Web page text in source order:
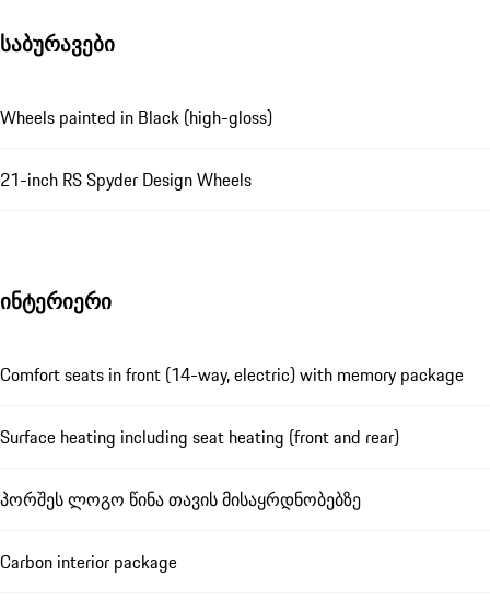
საბურავები
Wheels painted in Black (high-gloss)
21-inch RS Spyder Design Wheels
ინტერიერი
Comfort seats in front (14-way, electric) with memory package
Surface heating including seat heating (front and rear)
პორშეს ლოგო წინა თავის მისაყრდნობებზე
Carbon interior package